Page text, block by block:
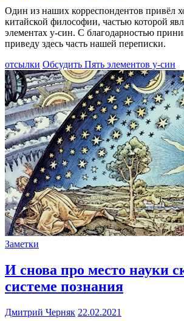
Один из наших корреспондентов привёл
китайской философии, частью которой
элементах у-син. С благодарностью
приведу здесь часть нашей переписки.
отсылки Обсудить Пять элементов у-син
Заметки
И снова про место науки
системе познания
Дмитрий Черняк 22.02.2021